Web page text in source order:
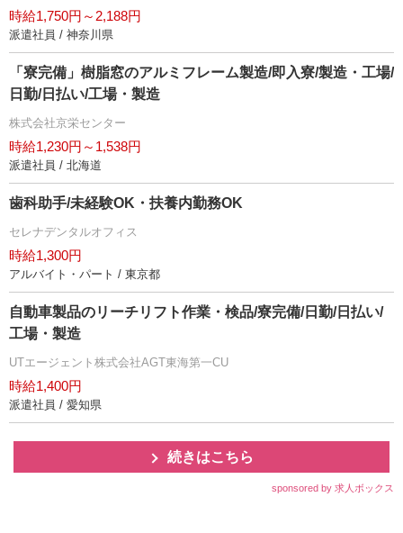
時給1,750円～2,188円
派遣社員 / 神奈川県
「寮完備」樹脂窓のアルミフレーム製造/即入寮/製造・工場/
日勤/日払い/工場・製造
株式会社京栄センター
時給1,230円～1,538円
派遣社員 / 北海道
歯科助手/未経験OK・扶養内勤務OK
セレナデンタルオフィス
時給1,300円
アルバイト・パート / 東京都
自動車製品のリーチリフト作業・検品/寮完備/日勤/日払い/
工場・製造
UTエージェント株式会社AGT東海第一CU
時給1,400円
派遣社員 / 愛知県
続きはこちら
sponsored by 求人ボックス